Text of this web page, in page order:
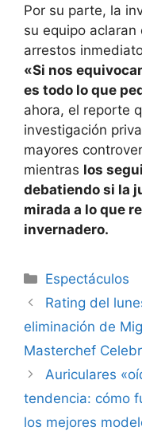
Por su parte, la
su equipo
arrestos
«Si nos
es todo lo que
ahora, el reporte
investigación
mayores
mientras los
debatiendo si la
mirada a lo que
invernadero.
Espectáculos
Rating del
eliminación de
Masterchef
Auriculares
tendencia: cómo
los mejores